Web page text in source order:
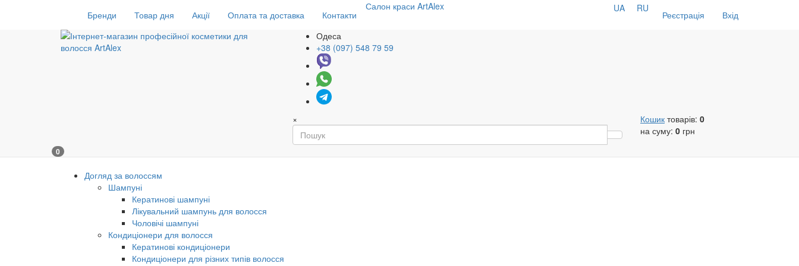
Бренди Товар дня Акції Оплата та доставка Контакти
Салон краси ArtAlex
Реєстрація Вхід
UA RU
Одеса
+38 (097) 548 79 59
× Кошик товарів: 0
на суму: 0 грн
0
Догляд за волоссям
Шампуні
Кератинові шампуні
Лікувальний шампунь для волосся
Чоловічі шампуні
Кондиціонери для волосся
Кератинові кондиціонери
Кондиціонери для різних типів волосся